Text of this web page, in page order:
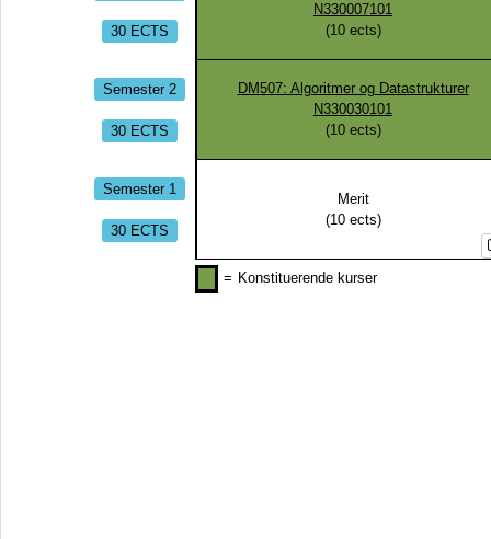
30 ECTS
N330007101
(10ects)
Semester 2
30 ECTS
DM507: Algoritmer og Datastrukturer
N330030101
(10ects)
Semester 1
30 ECTS
Merit
(10ects)
= Konstituerende kurser